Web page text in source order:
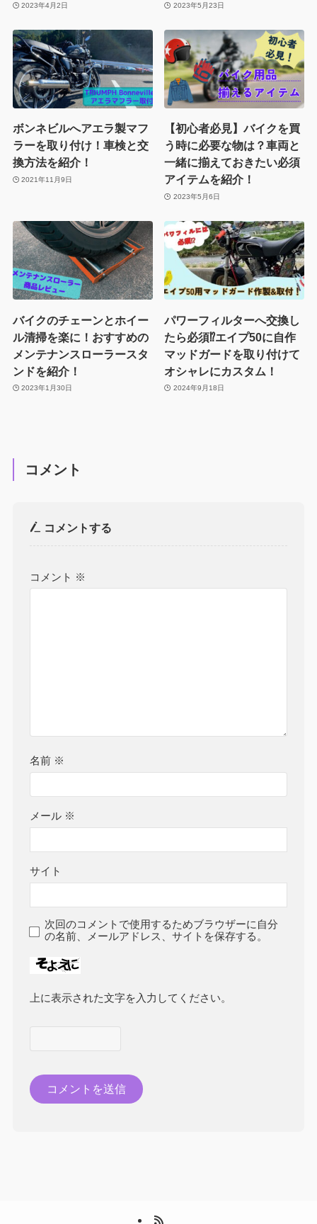
2023年4月2日 2023年5月23日
ボンネビルへアエラ製マフ
ラーを取り付け！車検と交
換方法を紹介！
2021年11月9日
【初心者必見】バイクを買
う時に必要な物は？車両と
一緒に揃えておきたい必須
アイテムを紹介！
2023年5月6日
バイクのチェーンとホイー
ル清掃を楽に！おすすめの
メンテナンスローラースタ
ンドを紹介！
2023年1月30日
パワーフィルターへ交換し
たら必須⁉エイプ50に自作
マッドガードを取り付けて
オシャレにカスタム！
2024年9月18日
コメント
コメントする
コメント ※
名前 ※
メール ※
サイト
次回のコメントで使用するためブラウザーに自分
の名前、メールアドレス、サイトを保存する。
上に表示された文字を入力してください。